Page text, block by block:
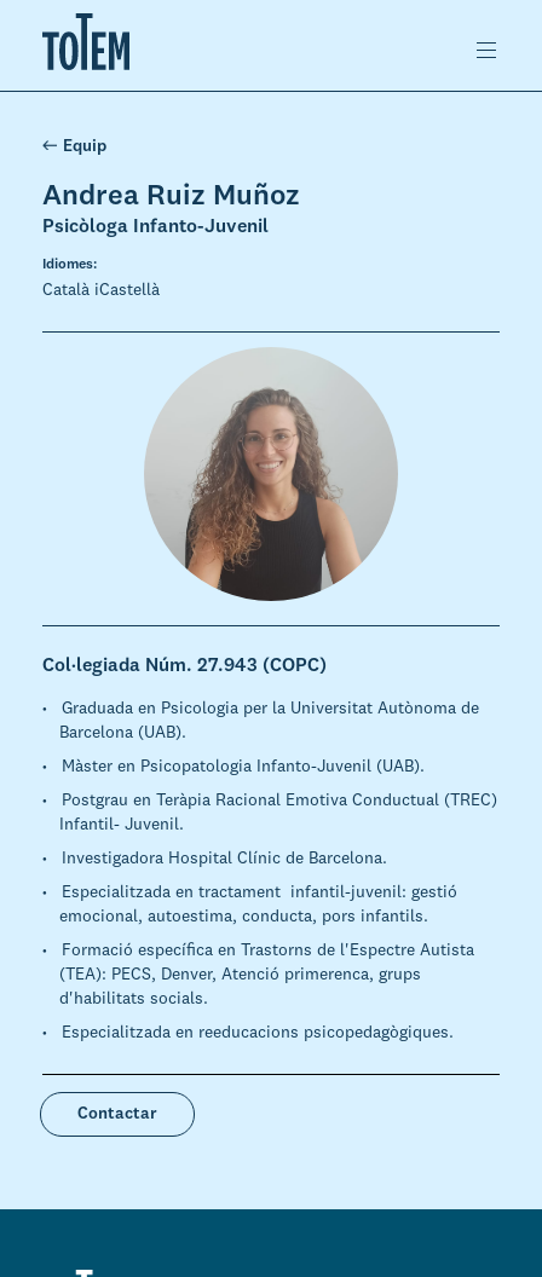
Equip
Andrea Ruiz Muñoz
Psicòloga Infanto-Juvenil
Idiomes:
Català iCastellà
Col·legiada Núm. 27.943 (COPC)
· Graduada en Psicologia per la Universitat Autònoma de
Barcelona (UAB).
· Màster en Psicopatologia Infanto-Juvenil (UAB).
· Postgrau en Teràpia Racional Emotiva Conductual (TREC)
Infantil- Juvenil.
· Investigadora Hospital Clínic de Barcelona.
· Especialitzada en tractament infantil-juvenil: gestió
emocional, autoestima, conducta, pors infantils.
· Formació específica en Trastorns de l'Espectre Autista
(TEA): PECS, Denver, Atenció primerenca, grups
d'habilitats socials.
· Especialitzada en reeducacions psicopedagògiques.
Contactar